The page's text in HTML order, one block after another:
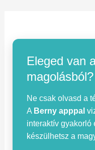
Eleged van
magolásból?
Ne csak olvasd a
A Berny apppal
interaktív gyakorló
készülhetsz a